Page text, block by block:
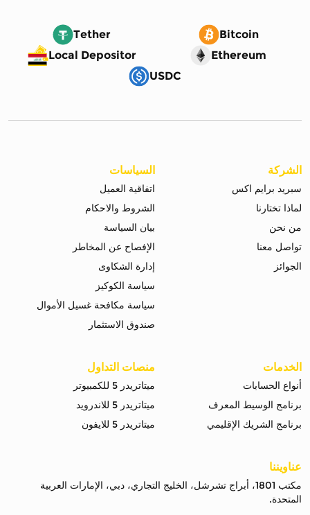
Tether
Bitcoin
Local Depositor
Ethereum
USDC
الشركة
سبريد برايم اكس
لماذا تختارنا
من نحن
تواصل معنا
الجوائز
السياسات
اتفاقية العميل
الشروط والاحكام
بيان السياسة
الإفصاح عن المخاطر
إدارة الشكاوى
سياسة الكوكيز
سياسة مكافحة غسيل الأموال
صندوق الاستثمار
الخدمات
أنواع الحسابات
برنامج الوسيط المعرف
برنامج الشريك الإقليمي
منصات التداول
ميتاتريدر 5 للكمبيوتر
ميتاتريدر 5 للاندرويد
ميتاتريدر 5 للايفون
عناويننا
مكتب 1801، أبراج تشرشل، الخليج التجاري، دبي، الإمارات العربية
المتحدة.